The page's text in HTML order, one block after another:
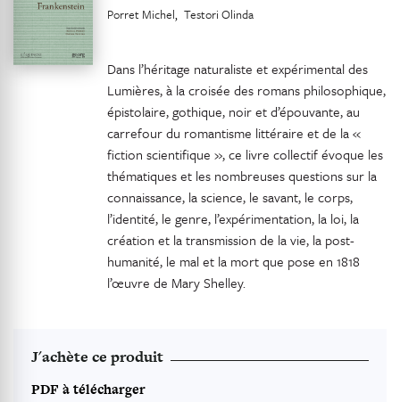
Porret Michel Testori Olinda
Dans l’héritage naturaliste et expérimental des
Lumières, à la croisée des romans philosophique,
épistolaire, gothique, noir et d’épouvante, au
carrefour du romantisme littéraire et de la «
fiction scientifique », ce livre collectif évoque les
thématiqueset les nombreuses questions sur la
connaissance, la science, le savant, le corps,
l’identité, le genre, l’expérimentation, la loi, la
création et la transmission de la vie, la post-
humanité, le mal et la mort que pose en 1818
l’œuvre de Mary Shelley.
J'achète ce produit
PDF à télécharger